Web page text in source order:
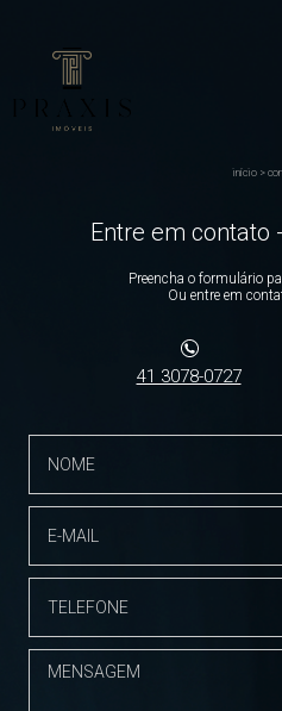
início >
Entre em contato
Preencha o formulário
Ou entre em
41 3078-0727